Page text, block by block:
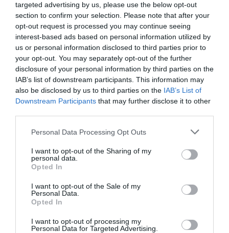
targeted advertising by us, please use the below opt-out
section to confirm your selection. Please note that after your
opt-out request is processed you may continue seeing
interest-based ads based on personal information utilized by
us or personal information disclosed to third parties prior to
your opt-out. You may separately opt-out of the further
disclosure of your personal information by third parties on the
IAB’s list of downstream participants. This information may
also be disclosed by us to third parties on the IAB’s List of
Downstream Participants that may further disclose it to other
Personal Data Processing Opt Outs
I want to opt-out of the Sharing of my
personal data.
Opted In
I want to opt-out of the Sale of my
Personal Data.
Opted In
I want to opt-out of processing my
Personal Data for Targeted Advertising.
DERNIERS COMMENTAIRES
Manfou
a commenté l'article :
Pyramides, croisières et mer Rouge : l’Égypte mise sur
une saison record malgré le contexte géopolitique
Pointe‑à‑Pitre – Panama City : Air France ouvre un pont
aérien vers l’Amérique latine
airbus SAS Scandinavian turkish airlines Turquie
LIRE AUSSI